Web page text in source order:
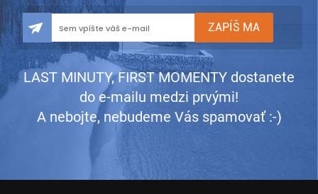
LAST MINUTY, FIRST MOMENTY dostanete
do e-mailu medzi prvými!
A nebojte, nebudeme Vás spamovať :-)